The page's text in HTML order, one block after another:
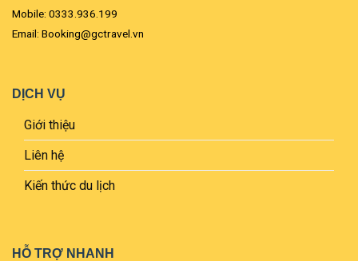
Mobile: 0333.936.199
Email: Booking@gctravel.vn
DỊCH VỤ
Giới thiệu
Liên hệ
Kiến thức du lịch
HỖ TRỢ NHANH